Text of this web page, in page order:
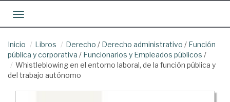
Toggle navigation
Inicio Libros Derecho / Derecho administrativo / Función
pública y corporativa / Funcionarios y Empleados públicos /
Whistleblowing en el entorno laboral, de la función pública y
del trabajo autónomo